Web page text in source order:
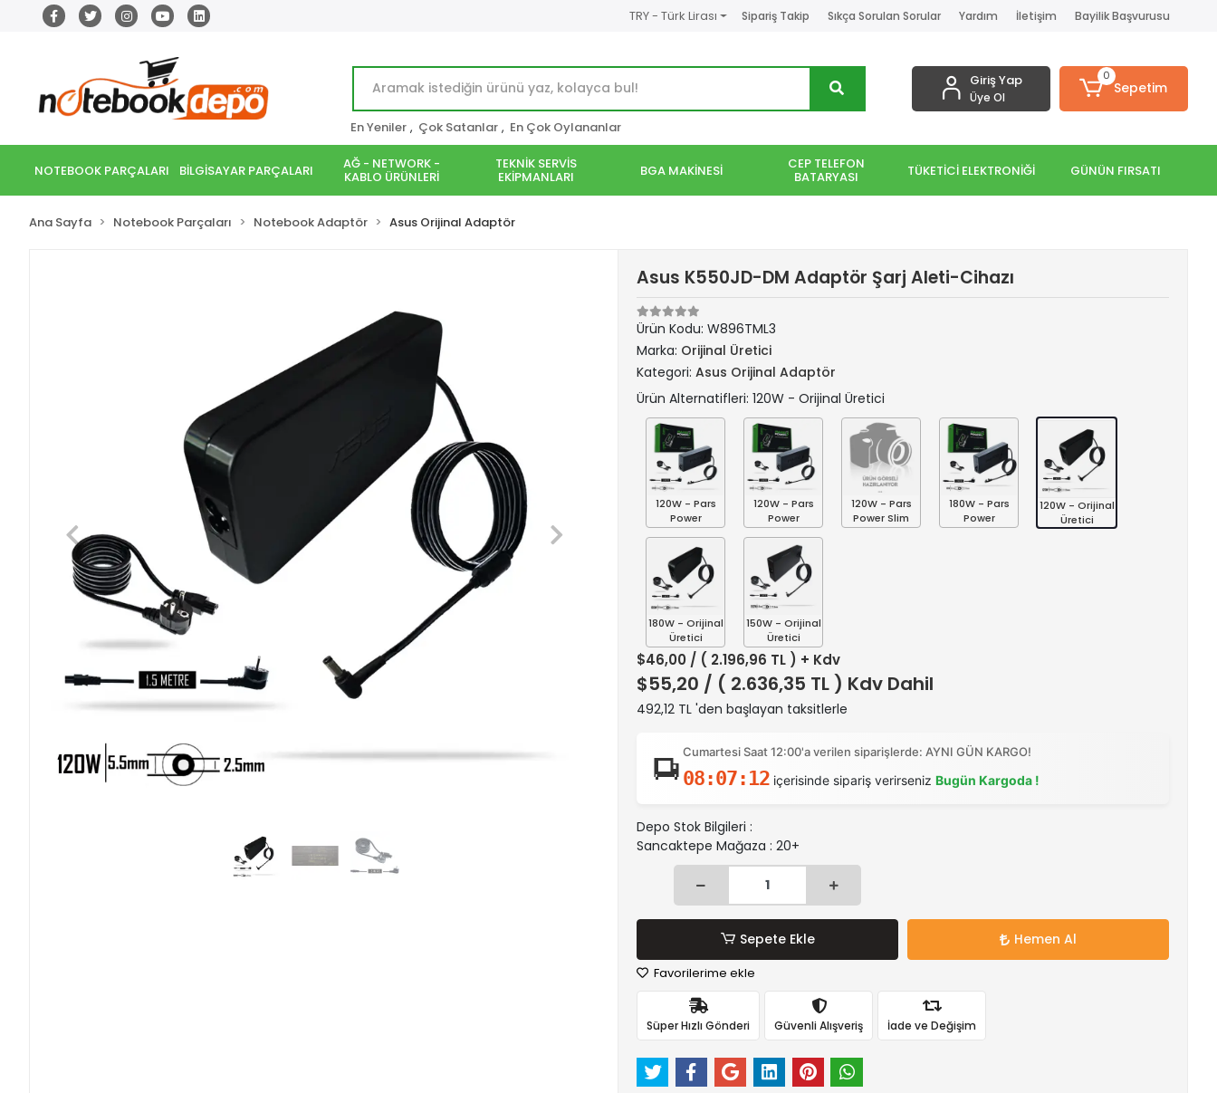
TRY - Türk Lirası Sipariş Takip Sıkça Sorulan Sorular Yardım İletişim Bayilik Başvurusu
En Yeniler , Çok Satanlar , En Çok Oylananlar
Giriş Yap
Üye Ol
0
Sepetim
NOTEBOOK PARÇALARI BİLGİSAYAR PARÇALARI AĞ - NETWORK -
KABLO ÜRÜNLERİ
TEKNİK SERVİS
EKİPMANLARI BGA MAKİNESİ CEP TELEFON
BATARYASI TÜKETİCİ ELEKTRONİĞİ GÜNÜN FIRSATI
Ana Sayfa Notebook Parçaları Notebook Adaptör Asus Orijinal Adaptör
Asus K550JD-DM Adaptör Şarj Aleti-Cihazı
Ürün Kodu: W896TML3
Marka: Orijinal Üretici
Kategori: Asus Orijinal Adaptör
Ürün Alternatifleri: 120W - Orijinal Üretici
120W - Pars
Power
120W - Pars
Power
120W - Pars
Power Slim
180W - Pars
Power
120W - Orijinal
Üretici
180W - Orijinal
Üretici
150W - Orijinal
Üretici
$46,00 / ( 2.196,96 TL ) + Kdv
$55,20 / ( 2.636,35 TL ) Kdv Dahil
492,12 TL 'den başlayan taksitlerle
Cumartesi Saat 12:00'a verilen siparişlerde: AYNI GÜN KARGO!
08:07:11 içerisinde sipariş verirseniz Bugün Kargoda !
Depo Stok Bilgileri :
Sancaktepe Mağaza : 20+
Sepete Ekle Hemen Al
Favorilerime ekle
Süper Hızlı Gönderi Güvenli Alışveriş İade ve Değişim